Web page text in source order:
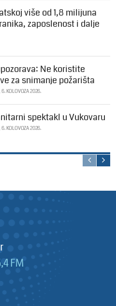
više od 1,8 milijuna
zaposlenost i dalje
Ne koristite
za snimanje požarišta
6. KOLOVOZA 2026.
spektakl u Vukovaru
6. KOLOVOZA 2026.
FM